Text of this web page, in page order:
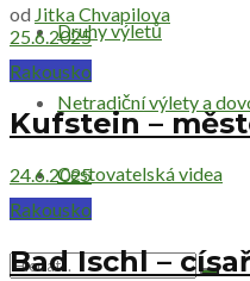
Druhy výletů
Netradiční výlety a
Cestovatelská videa
od Jitka Chvapilova
25.6.2025
Rakousko
Kufstein –
24.6.2025
Rakousko
Bad Ischl –